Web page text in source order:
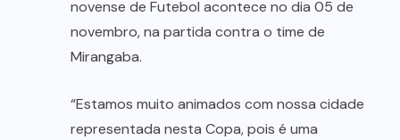
novense de Futebol acontece no dia 05 de
novembro, na partida contra o time de
Mirangaba.
“Estamos muito animados com nossa cidade
representada nesta Copa, pois é uma